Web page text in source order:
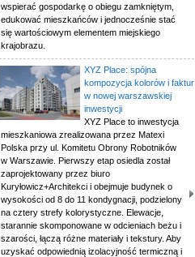
wspierać gospodarkę o obiegu zamkniętym,
edukować mieszkańców i jednocześnie stać
się wartościowym elementem miejskiego
krajobrazu.
XYZ Place: spójna
kompozycja kolorów i faktur
w nowej warszawskiej
inwestycji
XYZ Place to inwestycja
mieszkaniowa zrealizowana przez Matexi
Polska przy ul. Komitetu Obrony Robotników
w Warszawie. Pierwszy etap osiedla został
zaprojektowany przez biuro
Kuryłowicz+Architekci i obejmuje budynek o
wysokości od 8 do 11 kondygnacji, podzielony
na cztery strefy kolorystyczne. Elewacje,
starannie skomponowane w odcieniach beżu i
szarości, łączą różne materiały i tekstury. Aby
uzyskać odpowiednią izolacyjność termiczną i